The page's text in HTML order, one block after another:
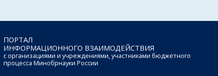
ПОРТАЛ
ИНФОРМАЦИОННОГО ВЗАИМОДЕЙСТВИЯ
с организациями и учреждениями, участниками бюджетного
процесса Минобрнауки России